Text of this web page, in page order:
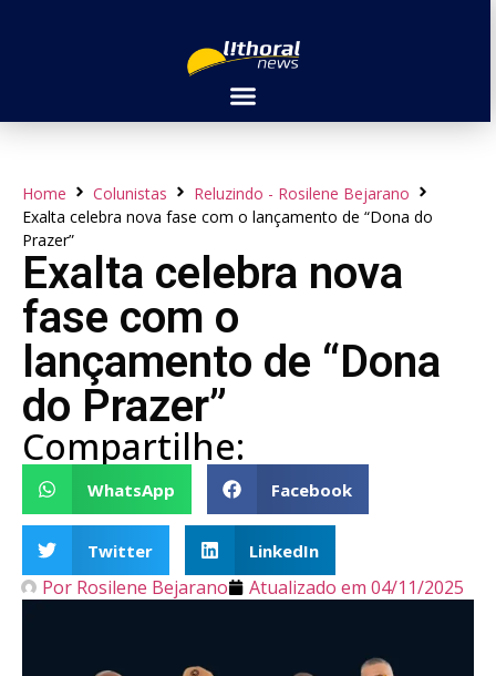
Home Colunistas
Reluzindo - Rosilene Bejarano
Exalta celebra nova fase com o lançamento de “Dona do
Prazer”
Exalta celebra nova
fase com o
lançamento de “Dona
do Prazer”
Compartilhe:
WhatsApp Facebook
Twitter LinkedIn
Por Rosilene Bejarano Atualizado em 04/11/2025